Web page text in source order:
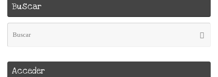
Buscar
Acceder